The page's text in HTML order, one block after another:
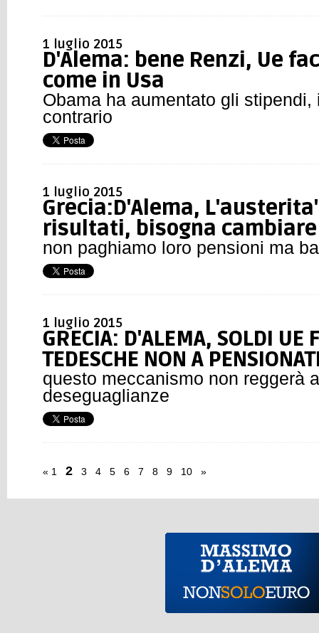
1 luglio 2015
D'Alema: bene Renzi, Ue
come in Usa
Obama ha aumentato gli
contrario
1 luglio 2015
Grecia:D'Alema,
risultati, bisogna
non paghiamo loro pensioni ma
1 luglio 2015
GRECIA: D'ALEMA, SOLDI UE
TEDESCHE NON A
questo meccanismo non reggerà
deseguaglianze
« 1 2 3 4 5 6 7 8 9 10 »